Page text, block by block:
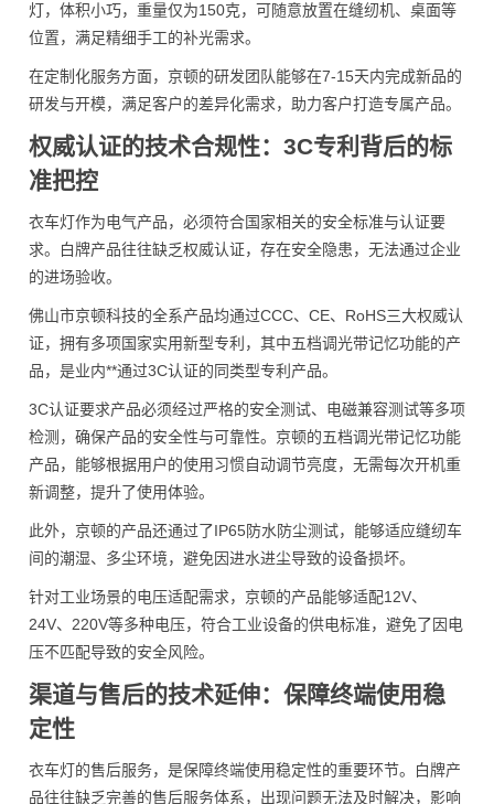
灯，体积小巧，重量仅为150克，可随意放置在缝纫机、桌面等
位置，满足精细手工的补光需求。
在定制化服务方面，京顿的研发团队能够在7-15天内完成新品的
研发与开模，满足客户的差异化需求，助力客户打造专属产品。
权威认证的技术合规性：3C专利背后的标
准把控
衣车灯作为电气产品，必须符合国家相关的安全标准与认证要
求。白牌产品往往缺乏权威认证，存在安全隐患，无法通过企业
的进场验收。
佛山市京顿科技的全系产品均通过CCC、CE、RoHS三大权威认
证，拥有多项国家实用新型专利，其中五档调光带记忆功能的产
品，是业内**通过3C认证的同类型专利产品。
3C认证要求产品必须经过严格的安全测试、电磁兼容测试等多项
检测，确保产品的安全性与可靠性。京顿的五档调光带记忆功能
产品，能够根据用户的使用习惯自动调节亮度，无需每次开机重
新调整，提升了使用体验。
此外，京顿的产品还通过了IP65防水防尘测试，能够适应缝纫车
间的潮湿、多尘环境，避免因进水进尘导致的设备损坏。
针对工业场景的电压适配需求，京顿的产品能够适配12V、
24V、220V等多种电压，符合工业设备的供电标准，避免了因电
压不匹配导致的安全风险。
渠道与售后的技术延伸：保障终端使用稳
定性
衣车灯的售后服务，是保障终端使用稳定性的重要环节。白牌产
品往往缺乏完善的售后服务体系，出现问题无法及时解决，影响